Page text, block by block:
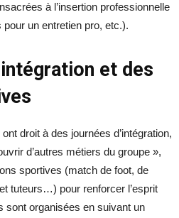
à l’insertion professionnelle
un entretien pro, etc.).
et des
droit à des journées d’intégration,
d’autres métiers du groupe »,
sportives (match de foot, de
tuteurs…) pour renforcer l’esprit
sont organisées en suivant un